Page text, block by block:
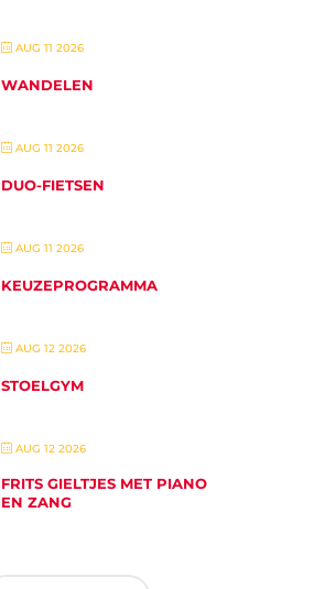
AUG 11 2026
WANDELEN
AUG 11 2026
DUO-FIETSEN
AUG 11 2026
KEUZEPROGRAMMA
AUG 12 2026
STOELGYM
AUG 12 2026
FRITS GIELTJES MET PIANO
EN ZANG